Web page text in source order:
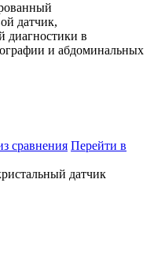
датчик,
диагностики в
и абдоминальных
сравнения Перейти в